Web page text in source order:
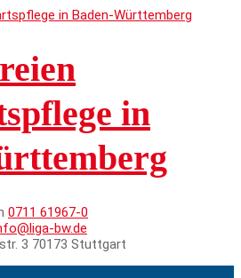
in
0711 61967-0
bw.de
3 70173 Stuttgart